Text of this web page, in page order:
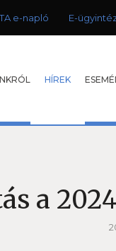
e-napló E-
HÍREK
a